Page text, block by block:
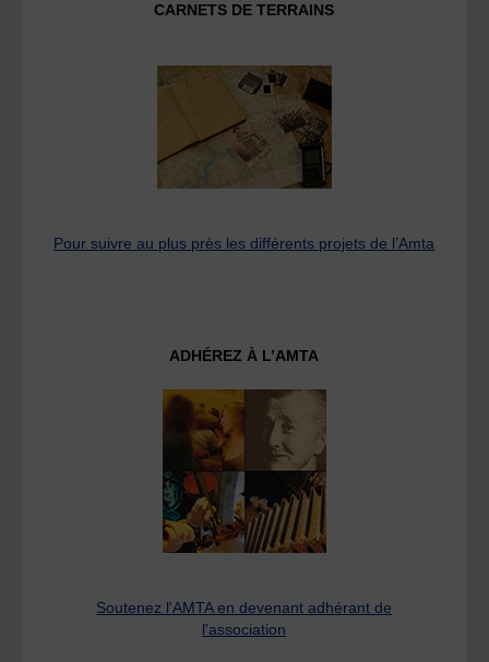
CARNETS DE TERRAINS
Pour suivre au plus près les différents projets de l’Amta
ADHÉREZ À L’AMTA
Soutenez l'AMTA en devenant adhérant de
l'association